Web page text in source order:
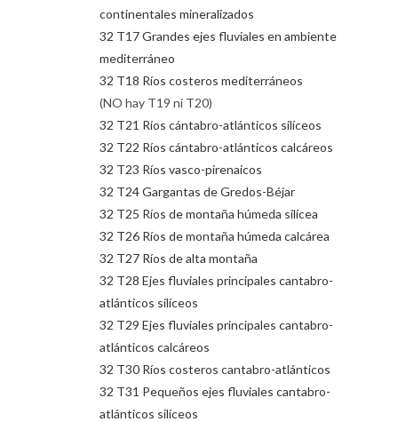
continentales mineralizados
32 T17 Grandes ejes fluviales en ambiente
mediterráneo
32 T18 Ríos costeros mediterráneos
(NO hay T19 ni T20)
32 T21 Ríos cántabro-atlánticos silíceos
32 T22 Ríos cántabro-atlánticos calcáreos
32 T23 Ríos vasco-pirenaicos
32 T24 Gargantas de Gredos-Béjar
32 T25 Ríos de montaña húmeda silícea
32 T26 Ríos de montaña húmeda calcárea
32 T27 Ríos de alta montaña
32 T28 Ejes fluviales principales cantabro-
atlánticos silíceos
32 T29 Ejes fluviales principales cantabro-
atlánticos calcáreos
32 T30 Ríos costeros cantabro-atlánticos
32 T31 Pequeños ejes fluviales cantabro-
atlánticos silíceos